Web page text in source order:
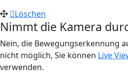
Löschen
Nimmt die Kamera
Nein, die Bewegungserkennung
nicht möglich, Sie können Live
verwenden.